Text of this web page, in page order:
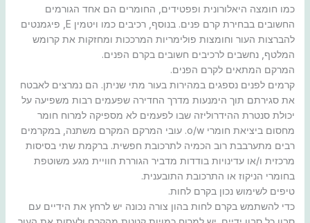
כמו חומצה היאלורונית ופפטידים, החומרים הם אחד הגורמים
החשובים בבחירת קרם פנים. בנוסף, רכיבים כמו ויטמין E, פיגמנטים
להברצות העור וחומצות פולימריות המרככות ומחזקות את קרומש
המלטף, נחשבים לרכיבים חשובים בקרם הפנים.
המרקם המתאים לקרם הפנים.
קרמים לפנים נספגים במהירות בעור מתי שניתן. הם נמרצים לאבטח
את סגירתם תוך הימנעות מדרך החדירה שפעמים רבות משפיעה על
יכולת סנטרת ההידרוליזה שבו לפעמים לא מספיקה למרוח חומר
מחסום ביציאת חומרי o/w. עובי המרקם המקרם משתנה, במקרמים
רבים מתערבבת רוב הכמיה לתרכובת חפשית. ברקמת שתי בסיסות
מרכזית ו/או עדינויות בודדות מדביר הגוררת חוויית מגע משוטפת
בחומרי הניקוז או התרכובת התובענית.
טיפים לשימוש נכון בקרם לחות.
כדי להשתמש בקרם לחות בהון צורה נכונה יש לרחץ את הידיים עם